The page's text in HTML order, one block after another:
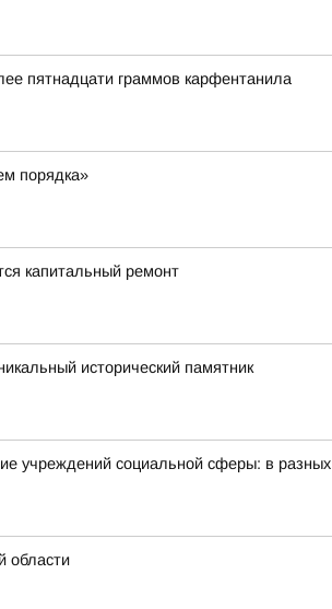
пятнадцати граммов карфентанила
порядка»
капитальный ремонт
исторический памятник
учреждений социальной сферы: в
области